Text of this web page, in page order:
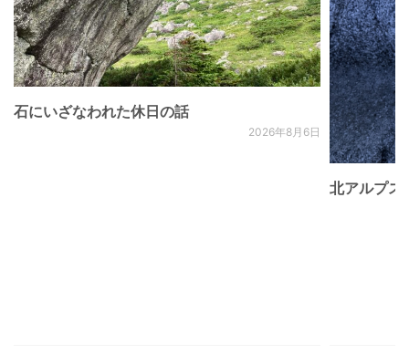
石にいざなわれた休日の話
2026年8月6日
北アルプ